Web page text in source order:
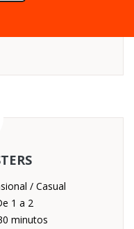
/ Casual
1 a 2
minutos